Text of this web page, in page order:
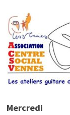
Mercredi